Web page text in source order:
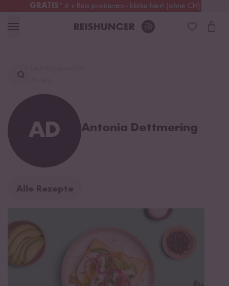
GRATIS* 4 x Reis probieren - klicke hier! (ohne CH)
Schweiz Alle Zölle & Steuern inklusive
AD Antonia Dettmering
Alle Rezepte